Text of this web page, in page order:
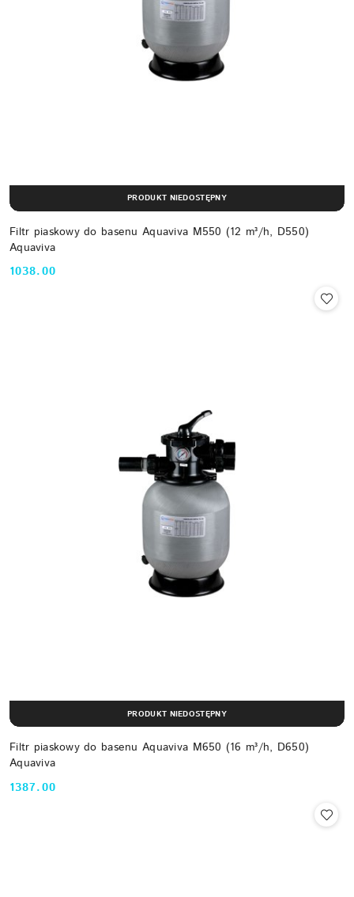
Filtr piaskowy do basenu Aquaviva M550 (12 m³/h, D550)
Aquaviva
Cena:
1038.00
PRODUKT NIEDOSTĘPNY
Filtr piaskowy do basenu Aquaviva M650 (16 m³/h, D650)
Aquaviva
Cena:
1387.00
PRODUKT NIEDOSTĘPNY